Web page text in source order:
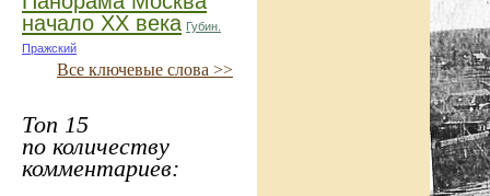
начало ХХ века Губин.
Пражский
Все ключевые слова >>
Топ 15
по количеству
комментариев: